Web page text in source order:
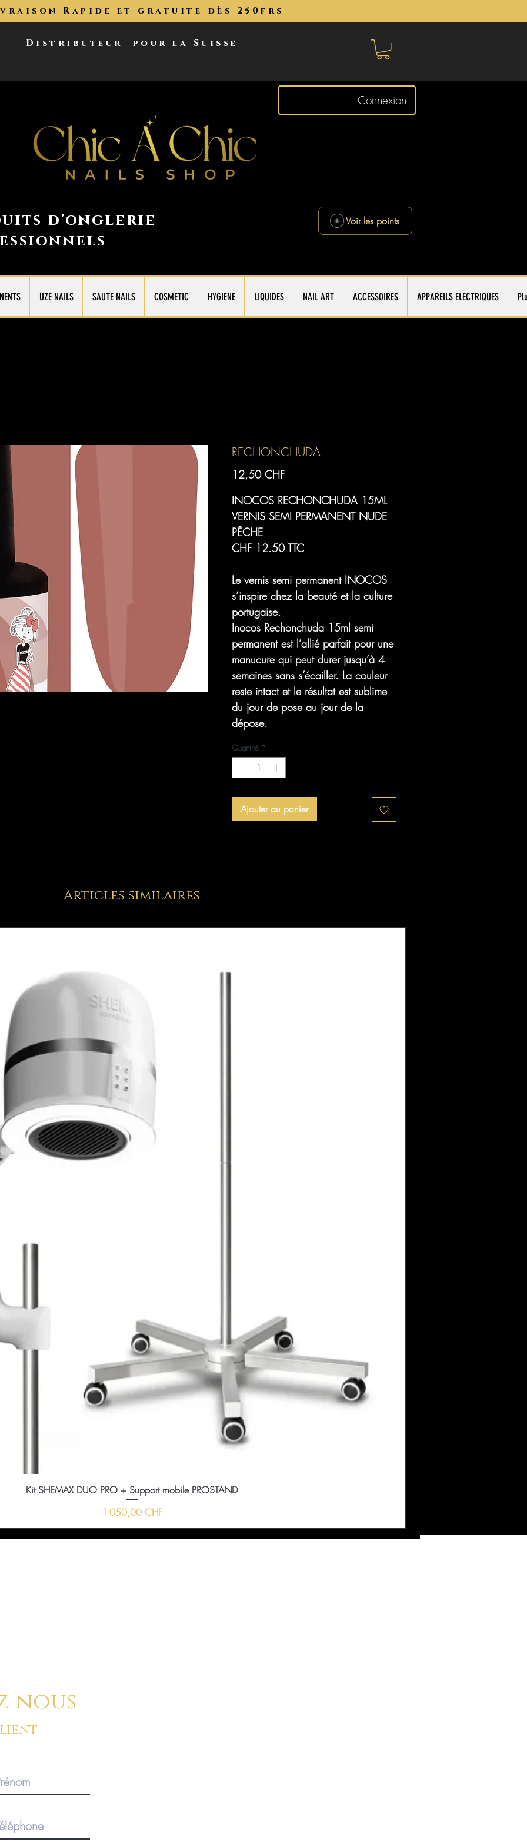
Distributeur pour la Suisse
Rapide et gratuite dès 250frs
Connexion
d'onglerie
Voir les points
UZE NAILS SAUTE NAILS COSMETIC HYGIENE LIQUIDES NAIL ART ACCESSOIRES APPAREILS ELECTRIQUES
RECHONCHUDA
12,50 CHFPrix
INOCOS RECHONCHUDA 15ML
VERNIS SEMI PERMANENT NUDE
PÊCHE
CHF 12.50 TTC
Le vernis semi permanent INOCOS
s’inspire chez la beauté et la culture
portugaise.
Inocos Rechonchuda 15ml semi
permanent est l’allié parfait pour une
manucure qui peut durer jusqu’à 4
semaines sans s’écailler. La couleur
reste intact et le résultat est sublime
du jour de pose au jour de la
dépose.
Quantité *
Ajouter au panier
Articles similaires
Kit SHEMAX DUO PRO + Support mobile PROSTAND
Prix
1 050,00 CHF
nous